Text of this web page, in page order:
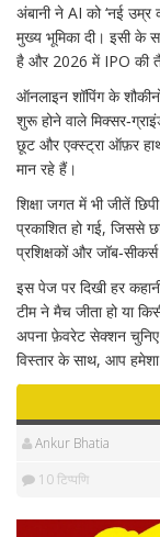
अंबानी ने AI को ‘नई
मुख्य भूमिका दी। इसी के
है और 2026 में IPO की
ऑनलाइन शॉपिंग के
शुरू होने वाले
छूट और एक्स्ट्रा ऑफ़र
मान रहे हैं।
शिक्षा जगत में भी जीतें
प्रकाशित हो गई, जिससे
प्रशिक्षकों और जॉब‑सीकर्स
इस पेज पर दिखी हर
टीम ने मैच जीता हो या
अपना फ़ेवरेट सेक्शन चुनिए
विस्तार के साथ, आप
Ankur Bhatia
10 टिप्पणि